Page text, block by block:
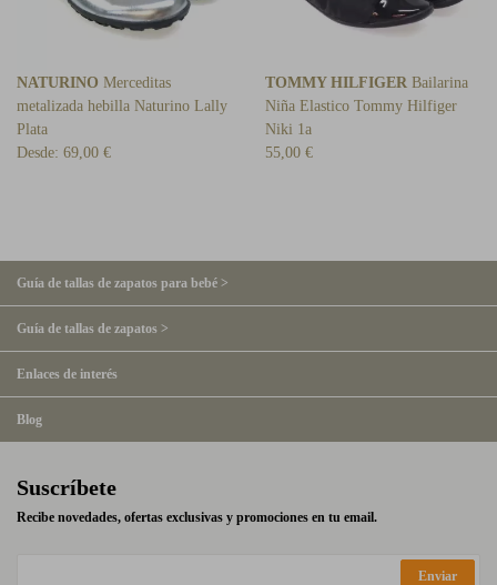
NATURINO Merceditas
metalizada hebilla Naturino Lally
Plata
Desde: 69,00 €
TOMMY HILFIGER Bailarina
Niña Elastico Tommy Hilfiger
Niki 1a
55,00 €
Guía de tallas de zapatos para bebé >
Guía de tallas de zapatos >
Enlaces de interés
Blog
Suscríbete
Recibe novedades, ofertas exclusivas y promociones en tu email.
Enviar